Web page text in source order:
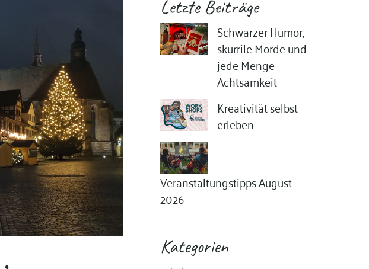
Letzte Beiträge
Schwarzer Humor,
skurrile Morde und
jede Menge
Achtsamkeit
Kreativität selbst
erleben
Veranstaltungstipps August
2026
Kategorien